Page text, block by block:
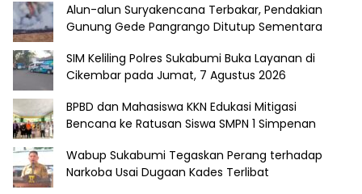
Alun-alun Suryakencana Terbakar, Pendakian
Gunung Gede Pangrango Ditutup Sementara
SIM Keliling Polres Sukabumi Buka Layanan di
Cikembar pada Jumat, 7 Agustus 2026
BPBD dan Mahasiswa KKN Edukasi Mitigasi
Bencana ke Ratusan Siswa SMPN 1 Simpenan
Wabup Sukabumi Tegaskan Perang terhadap
Narkoba Usai Dugaan Kades Terlibat